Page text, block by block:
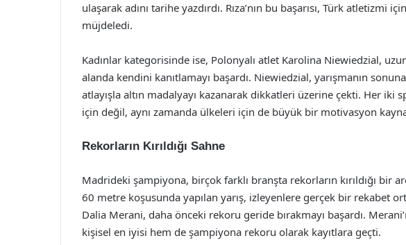
ulaşarak adını tarihe yazdırdı. Rıza’nın bu başarısı, Türk atletizmi
müjdeledi.
Kadınlar kategorisinde ise, Polonyalı atlet Karolina Niewiedzial,
alanda kendini kanıtlamayı başardı. Niewiedzial, yarışmanın
atlayışla altın madalyayı kazanarak dikkatleri üzerine çekti. Her iki
için değil, aynı zamanda ülkeleri için de büyük bir motivasyon
Rekorların Kırıldığı Sahne
Madrideki şampiyona, birçok farklı branşta rekorların kırıldığı bir
60 metre koşusunda yapılan yarış, izleyenlere gerçek bir rekabet
Dalia Merani, daha önceki rekoru geride bırakmayı başardı.
kişisel en iyisi hem de şampiyona rekoru olarak kayıtlara geçti.